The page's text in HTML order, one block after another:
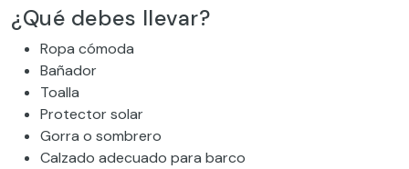
¿Qué debes llevar?
Ropa cómoda
Bañador
Toalla
Protector solar
Gorra o sombrero
Calzado adecuado para barco